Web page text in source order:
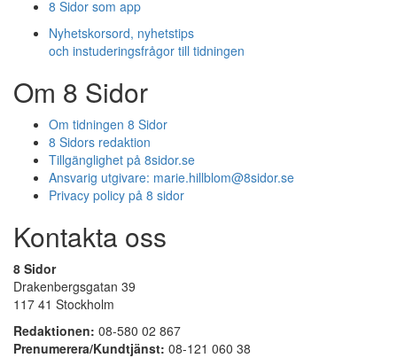
8 Sidor som app
Nyhetskorsord, nyhetstips
och instuderingsfrågor till tidningen
Om 8 Sidor
Om tidningen 8 Sidor
8 Sidors redaktion
Tillgänglighet på 8sidor.se
Ansvarig utgivare: marie.hillblom@8sidor.se
Privacy policy på 8 sidor
Kontakta oss
8 Sidor
Drakenbergsgatan 39
117 41 Stockholm
Redaktionen: 08-580 02 867
Prenumerera/Kundtjänst: 08-121 060 38